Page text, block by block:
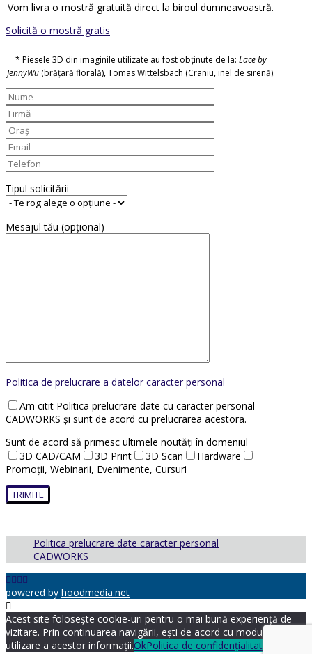
Vom livra o mostră gratuită direct la biroul dumneavoastră.
Solicită o mostră gratis
* Piesele 3D din imaginile utilizate au fost obținute de la: Lace by
JennyWu(brățară florală), Tomas Wittelsbach (Craniu, inel de sirenă).
Tipul solicitării
Mesajul tău (opțional)
Politica de prelucrare a datelor caracter personal
Am citit Politica prelucrare date cu caracter personal
CADWORKS și sunt de acord cu prelucrarea acestora.
Sunt de acord să primesc ultimele noutăți în domeniul
3D CAD/CAM
3D Print 3D Scan
Hardware
Promoții, Webinarii, Evenimente, Cursuri
Politica prelucrare date caracter personal
CADWORKS
powered by hoodmedia.net
Acest site folosește cookie-uri pentru o mai bună experiență de
vizitare. Prin continuarea navigării, ești de acord cu modul de
utilizare a acestor informații.OkPolitica de confidențialitate